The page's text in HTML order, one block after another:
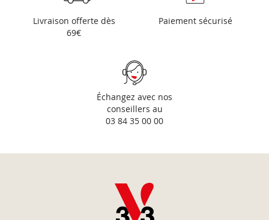
Livraison offerte dès
69€
Paiement sécurisé
Échangez avec nos
conseillers au
03 84 35 00 00